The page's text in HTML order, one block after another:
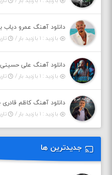
دانلود آهنگ عمرو دیاب
بازدید : ۱ بازدید بار /
تاریخ
دانلود آهنگ علی
بازدید : ۱ بازدید بار /
تاریخ
دانلود آهنگ کاظم قادری
بازدید : ۱ بازدید بار /
تاریخ
جدیدترین ها